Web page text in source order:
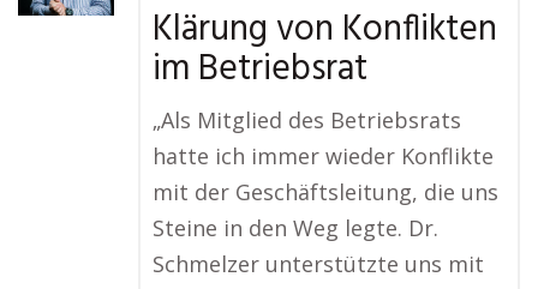
Klärung von Konflikten
im Betriebsrat
„Als Mitglied des Betriebsrats
hatte ich immer wieder Konflikte
mit der Geschäftsleitung, die uns
Steine in den Weg legte. Dr.
Schmelzer unterstützte uns mit